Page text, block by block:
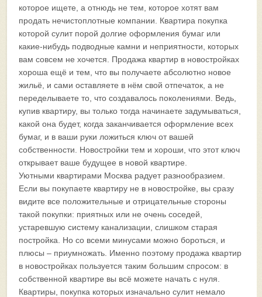
которое ищете, а отнюдь не тем, которое хотят вам
продать нечистоплотные компании. Квартира покупка
которой сулит порой долгие оформления бумаг или
какие-нибудь подводные камни и неприятности, которых
вам совсем не хочется. Продажа квартир в новостройках
хороша ещё и тем, что вы получаете абсолютно новое
жильё, и сами оставляете в нём свой отпечаток, а не
переделываете то, что создавалось поколениями. Ведь,
купив квартиру, вы только тогда начинаете задумываться,
какой она будет, когда заканчивается оформление всех
бумаг, и в ваши руки ложиться ключ от вашей
собственности. Новостройки тем и хороши, что этот ключ
открывает ваше будущее в новой квартире.
Уютными квартирами Москва радует разнообразием.
Если вы покупаете квартиру не в новостройке, вы сразу
видите все положительные и отрицательные стороны
такой покупки: приятных или не очень соседей,
устаревшую систему канализации, слишком старая
постройка. Но со всеми минусами можно бороться, и
плюсы – приумножать. Именно поэтому продажа квартир
в новостройках пользуется таким большим спросом: в
собственной квартире вы всё можете начать с нуля.
Квартиры, покупка которых изначально сулит немало